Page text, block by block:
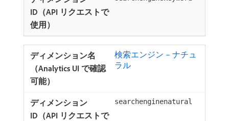
検索エンジン – ナチュ
ラル ​
searchenginenatural